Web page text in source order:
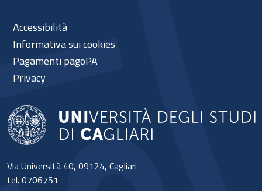
Via Università 40, 09124, Cagliari
tel. 0706751
Accessibilità
Informativa sui cookies
Pagamenti pagoPA
Privacy